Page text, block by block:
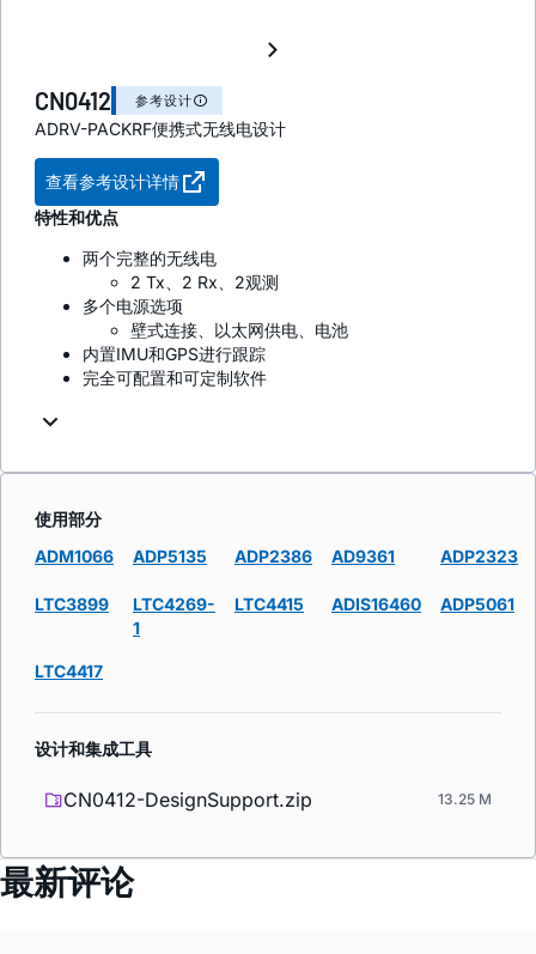
CN0412 参考设计
ADRV-PACKRF便携式无线电设计
查看参考设计详情
特性和优点
两个完整的无线电
2 Tx、2 Rx、2观测
多个电源选项
壁式连接、以太网供电、电池
内置IMU和GPS进行跟踪
完全可配置和可定制软件
使用部分
ADM1066
ADP5135 ADP2386 AD9361 ADP2323
LTC3899
LTC4269-
1
LTC4415 ADIS16460 ADP5061
LTC4417
设计和集成工具
CN0412-DesignSupport.zip 13.25 M
最新评论